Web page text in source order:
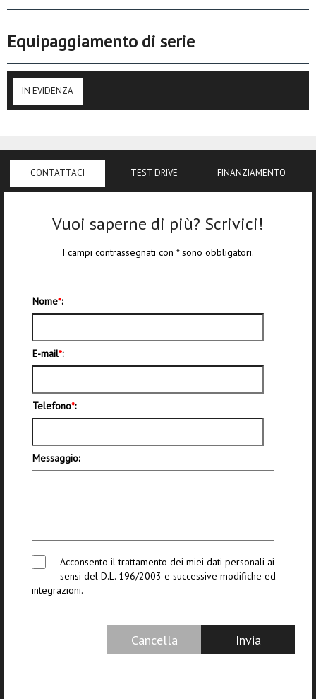
Equipaggiamento di serie
IN EVIDENZA
CONTATTACI TEST DRIVE FINANZIAMENTO
Vuoi saperne di più? Scrivici!
I campi contrassegnati con * sono obbligatori.
Nome*:
E-mail*:
Telefono*:
Messaggio:
Acconsento il trattamento dei miei dati personali ai
sensi del D.L. 196/2003 e successive modifiche ed
integrazioni.